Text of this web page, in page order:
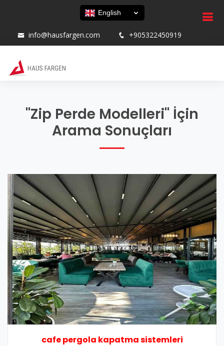
English
info@hausfargen.com +905322450919
"Zip Perde Modelleri" İçin
Arama Sonuçları
cafe pergola kapatma sistemleri